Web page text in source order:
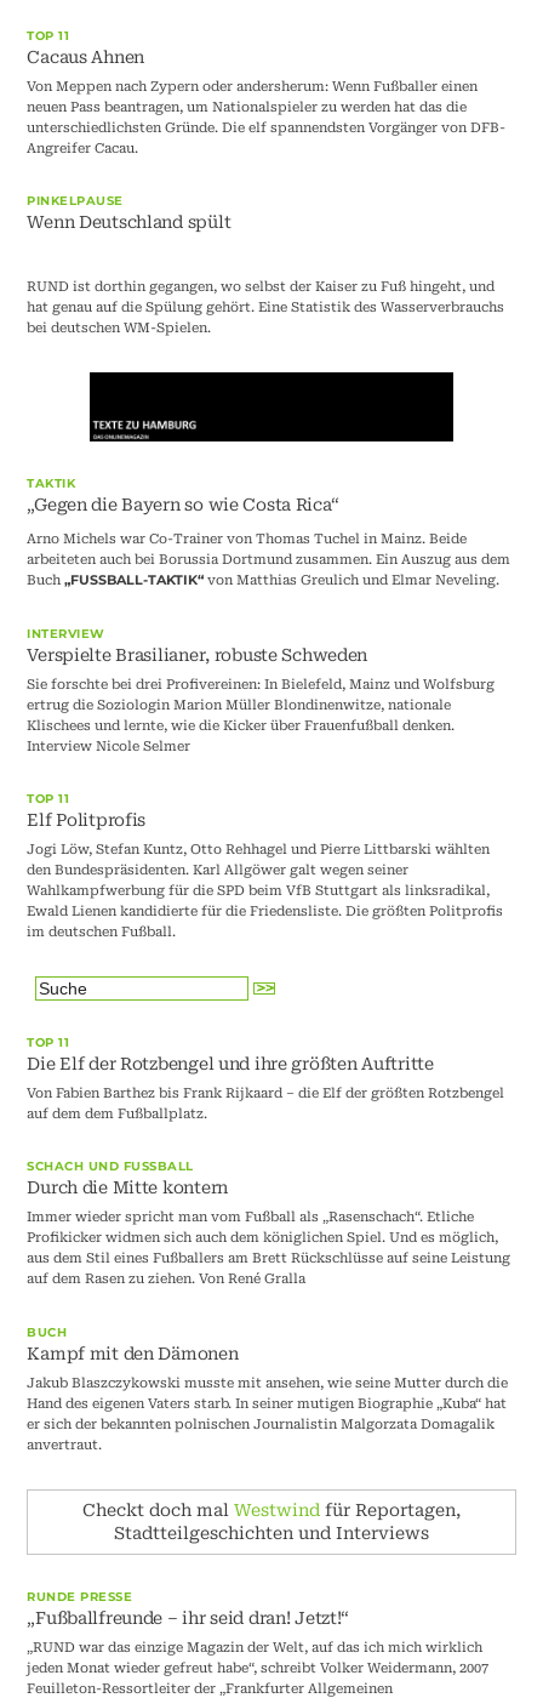
TOP 11
Cacaus Ahnen
Von Meppen nach Zypern oder andersherum: Wenn Fußballer einen
neuen Pass beantragen, um Nationalspieler zu werden hat das die
unterschiedlichsten Gründe. Die elf spannendsten Vorgänger von DFB-
Angreifer Cacau.
PINKELPAUSE
Wenn Deutschland spült
RUND ist dorthin gegangen, wo selbst der Kaiser zu Fuß hingeht, und
hat genau auf die Spülung gehört. Eine Statistik des Wasserverbrauchs
bei deutschen WM-Spielen.
TAKTIK
„Gegen die Bayern so wie Costa Rica“
Arno Michels war Co-Trainer von Thomas Tuchel in Mainz. Beide
arbeiteten auch bei Borussia Dortmund zusammen. Ein Auszug aus dem
Buch„FUSSBALL-TAKTIK“ von Matthias Greulich und Elmar Neveling.
INTERVIEW
Verspielte Brasilianer, robuste Schweden
Sie forschte bei drei Profivereinen: In Bielefeld, Mainz und Wolfsburg
ertrug die Soziologin Marion Müller Blondinenwitze, nationale
Klischees und lernte, wie die Kicker über Frauenfußball denken.
Interview Nicole Selmer
TOP 11
Elf Politprofis
Jogi Löw, Stefan Kuntz, Otto Rehhagel und Pierre Littbarski wählten
den Bundespräsidenten. Karl Allgöwer galt wegen seiner
Wahlkampfwerbung für die SPD beim VfB Stuttgart als linksradikal,
Ewald Lienen kandidierte für die Friedensliste. Die größten Politprofis
im deutschen Fußball.
TOP 11
Die Elf der Rotzbengel und ihre größten Auftritte
Von Fabien Barthez bis Frank Rijkaard – die Elf der größten Rotzbengel
auf dem dem Fußballplatz.
SCHACH UND FUSSBALL
Durch die Mitte kontern
Immer wieder spricht man vom Fußball als „Rasenschach“. Etliche
Profikicker widmen sich auch dem königlichen Spiel. Und es möglich,
aus dem Stil eines Fußballers am Brett Rückschlüsse auf seine Leistung
auf dem Rasen zu ziehen. Von René Gralla
BUCH
Kampf mit den Dämonen
Jakub Blaszczykowski musste mit ansehen, wie seine Mutter durch die
Hand des eigenen Vaters starb. In seiner mutigen Biographie „Kuba“ hat
er sich der bekannten polnischen Journalistin Malgorzata Domagalik
anvertraut.
Checkt doch mal Westwind für Reportagen,
Stadtteilgeschichten und Interviews
RUNDE PRESSE
„Fußballfreunde – ihr seid dran! Jetzt!“
„RUND war das einzige Magazin der Welt, auf das ich mich wirklich
jeden Monat wieder gefreut habe“, schreibt Volker Weidermann, 2007
Feuilleton-Ressortleiter der „Frankfurter Allgemeinen